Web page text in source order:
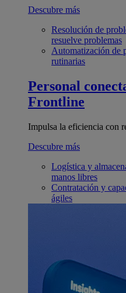
Descubre más
Resolución de
resuelve problemas
Automatización de
rutinarias
Personal
Frontline
Impulsa la eficiencia con
Descubre más
Logística y
manos libres
Contratación y
ágiles